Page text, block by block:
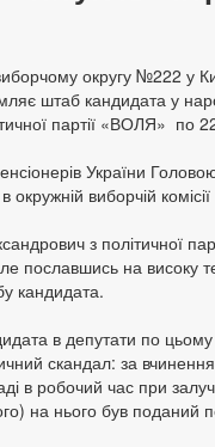
округу №222 у
штаб кандидата у
партії «ВОЛЯ» по
України
виборчій
з політичної
пославшись на високу
кандидата.
в депутати по цьому
скандал: за
в робочий час при
на нього був поданий